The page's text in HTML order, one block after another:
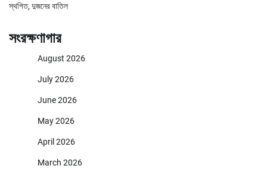
স্থগিত, দুজনের বাতিল
সংরক্ষণাগার
August 2026
July 2026
June 2026
May 2026
April 2026
March 2026